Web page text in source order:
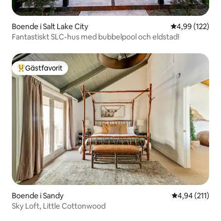
Boende i Salt Lake City 4,99 av 5 i
4,99 (122)
Fantastiskt SLC-hus med bubbelpool och eldstad!
Populär gästfavorit
Gästfavorit
Boende i Sandy 4,94 av 5 i
4,94 (211)
Sky Loft, Little Cottonwood